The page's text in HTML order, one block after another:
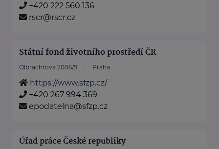
+420 222 560 136
rscr@rscr.cz
Státní fond životního prostředí ČR
Olbrachtova 2006/9 Praha
https://www.sfzp.cz/
+420 267 994 369
epodatelna@sfzp.cz
Úřad práce České republiky